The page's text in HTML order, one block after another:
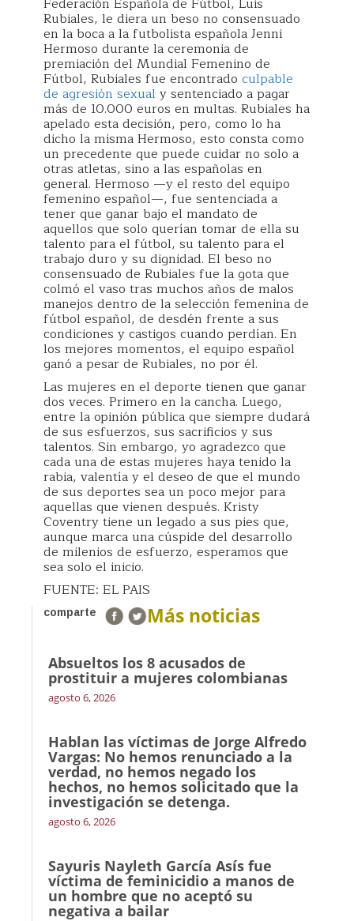
Rubiales, le diera un beso no consensuado
en la boca a la futbolista española Jenni
Hermoso durante la ceremonia de
premiación del Mundial Femenino de
Fútbol, Rubiales fue encontrado culpable
de agresión sexual y sentenciado a pagar
más de 10.000 euros en multas. Rubiales ha
apelado esta decisión, pero, como lo ha
dicho la misma Hermoso, esto consta como
un precedente que puede cuidar no solo a
otras atletas, sino a las españolas en
general. Hermoso —y el resto del equipo
femenino español—, fue sentenciada a
tener que ganar bajo el mandato de
aquellos que solo querían tomar de ella su
talento para el fútbol, su talento para el
trabajo duro y su dignidad. El beso no
consensuado de Rubiales fue la gota que
colmó el vaso tras muchos años de malos
manejos dentro de la selección femenina de
fútbol español, de desdén frente a sus
condiciones y castigos cuando perdían. En
los mejores momentos, el equipo español
ganó a pesar de Rubiales, no por él.
‌Las mujeres en el deporte tienen que ganar
dos veces. Primero en la cancha. Luego,
entre la opinión pública que siempre dudará
de sus esfuerzos, sus sacrificios y sus
talentos. Sin embargo, yo agradezco que
cada una de estas mujeres haya tenido la
rabia, valentía y el deseo de que el mundo
de sus deportes sea un poco mejor para
aquellas que vienen después. Kristy
Coventry tiene un legado a sus pies que,
aunque marca una cúspide del desarrollo
de milenios de esfuerzo, esperamos que
sea solo el inicio.
FUENTE: EL PAIS
comparte Más noticias
Absueltos los 8 acusados de
prostituir a mujeres colombianas
agosto 6, 2026
Hablan las víctimas de Jorge Alfredo
Vargas: No hemos renunciado a la
verdad, no hemos negado los
hechos, no hemos solicitado que la
investigación se detenga.
agosto 6, 2026
Sayuris Nayleth García Asís fue
víctima de feminicidio a manos de
un hombre que no aceptó su
negativa a bailar